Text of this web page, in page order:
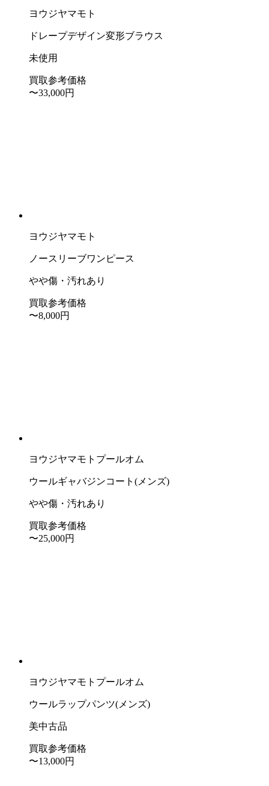
ヨウジヤマモト
ドレープデザイン変形ブラウス
未使用
買取参考価格
〜33,000円
ヨウジヤマモト
ノースリーブワンピース
やや傷・汚れあり
買取参考価格
〜8,000円
ヨウジヤマモトプールオム
ウールギャバジンコート(メンズ)
やや傷・汚れあり
買取参考価格
〜25,000円
ヨウジヤマモトプールオム
ウールラップパンツ(メンズ)
美中古品
買取参考価格
〜13,000円